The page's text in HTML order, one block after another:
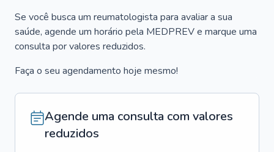
Se você busca um reumatologista para avaliar a sua
saúde, agende um horário pela MEDPREV e marque uma
consulta por valores reduzidos.
Faça o seu agendamento hoje mesmo!
Agende uma consulta com valores
reduzidos